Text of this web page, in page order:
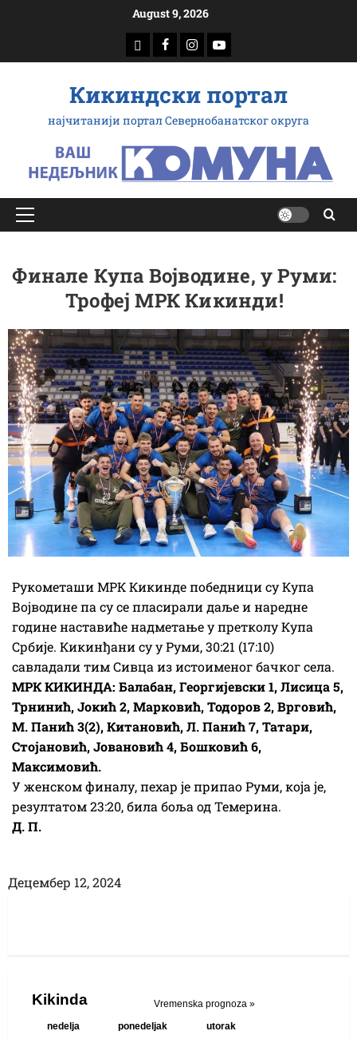
August 9, 2026
доwнлоад
Фацебоок
Инстаграм
Yоутубе
Кикиндски портал
најчитанији портал Севернобанатског округа
Примарy
Финале Купа Војводине, у Руми:
Трофеј МРК Кикинди!
Рукометаши МРК Кикинде победници су Купа
Војводине па су се пласирали даље и наредне
године наставиће надметање у претколу Купа
Србије. Кикинђани су у Руми, 30:21 (17:10)
савладали тим Сивца из истоименог бачког села.
МРК КИКИНДА: Балабан, Георгијевски 1, Лисица 5,
Трнинић, Јокић 2, Марковић, Тодоров 2, Врговић,
М. Панић 3(2), Китановић, Л. Панић 7, Татари,
Стојановић, Јовановић 4, Бошковић 6,
Максимовић.
У женском финалу, пехар је припао Руми, која је,
резултатом 23:20, била боља од Темерина.
Д. П.
Децембер 12, 2024